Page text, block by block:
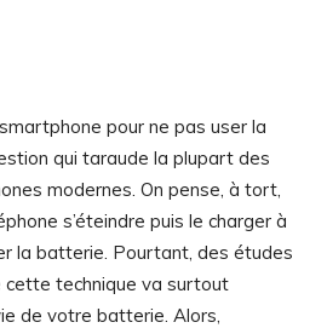
pour ne pas user la
qui taraude la plupart des
modernes. On pense, à tort,
s’éteindre puis le charger à
la batterie. Pourtant, des études
technique va surtout
de votre batterie. Alors,